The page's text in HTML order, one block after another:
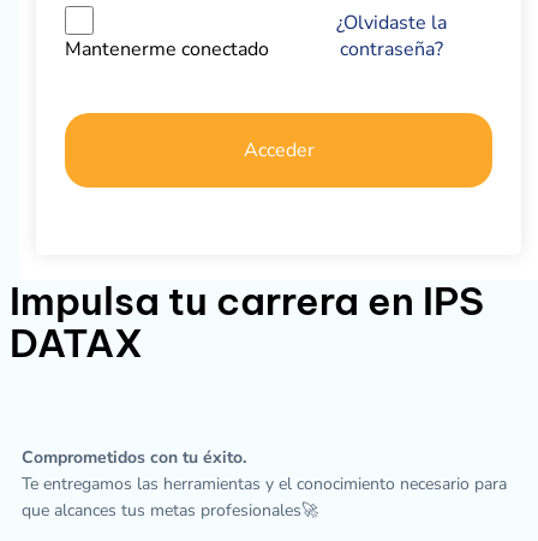
Mantenerme conectado
¿Olvidaste la
contraseña?
Acceder
Impulsa tu carrera en IPS
DATAX
Comprometidos con tu éxito.
Te entregamos las herramientas y el conocimiento necesario para
que alcances tus metas profesionales🚀